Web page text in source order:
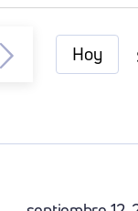
Hoy